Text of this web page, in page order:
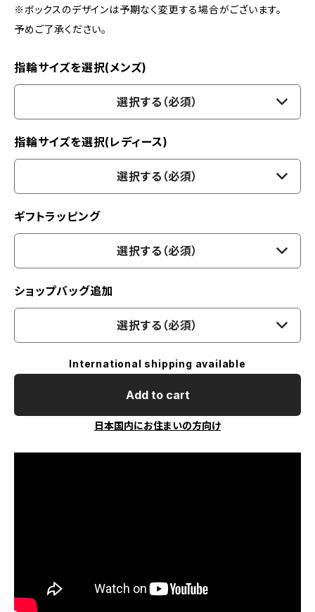
※ボックスのデザインは予期なく変更する場合がございます。
予めご了承ください。
指輪サイズを選択(メンズ)
選択する（必須）
指輪サイズを選択(レディース)
選択する（必須）
ギフトラッピング
選択する（必須）
ショップバッグ追加
選択する（必須）
International shipping available
Add to cart
日本国内にお住まいの方向け